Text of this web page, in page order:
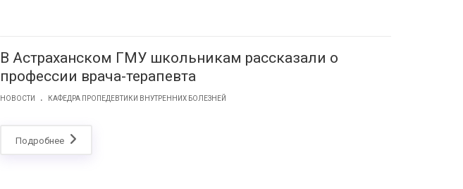
В Астраханском ГМУ школьникам рассказали о
профессии врача-терапевта
НОВОСТИ . КАФЕДРА ПРОПЕДЕВТИКИ ВНУТРЕННИХ БОЛЕЗНЕЙ
Подробнее